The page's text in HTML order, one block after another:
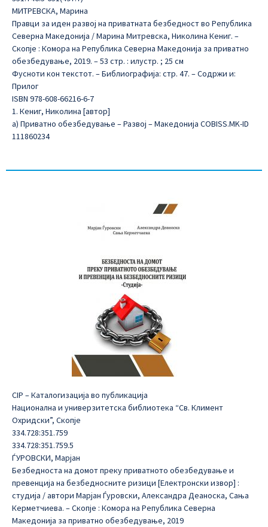
МИТРЕВСКА, Марина
Правци за иден развој на приватната безбедност во Република
Северна Македонија / Марина Митревска, Николина Кениг. –
Скопје : Комора на Република Северна Македонија за приватно
обезбедување, 2019. – 53 стр. : илустр. ; 25 см
Фусноти кон текстот. – Библиографија: стр. 47. – Содржи и:
Прилог
ISBN 978-608-66216-6-7
1. Кениг, Николина [автор]
а) Приватно обезбедување – Развој – Македонија COBISS.MK-ID
111860234
CIP – Каталогизација во публикација
Национална и универзитетска библиотека “Св. Климент
Охридски”, Скопје
334.728:351.759
334.728:351.759.5
ЃУРОВСКИ, Марјан
Безбедноста на домот преку приватното обезбедување и
превенција на безбедносните ризици [Електронски извор] :
студија / автори Марјан Ѓуровски, Александра Деаноска, Сања
Керметчиева. – Скопје : Комора на Република Северна
Македонија за приватно обезбедување, 2019